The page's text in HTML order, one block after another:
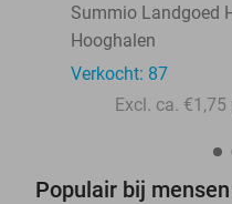
Summio Landgoed
Hooghalen
Verkocht: 87
Excl. ca.
Populair bij